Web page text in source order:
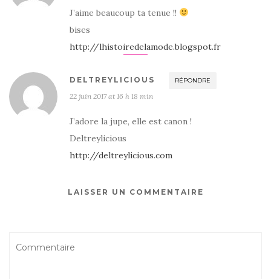
J’aime beaucoup ta tenue !!
bises
http://lhistoiredelamode.blogspot.fr
DELTREYLICIOUS RÉPONDRE
22 juin 2017 at 16 h 18 min
J’adore la jupe, elle est canon !
Deltreylicious
http://deltreylicious.com
LAISSER UN COMMENTAIRE